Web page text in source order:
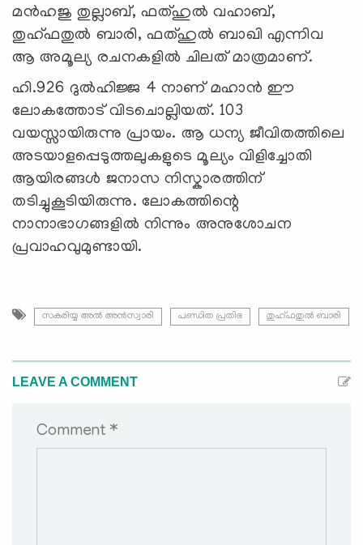
മൻഹജു തുല്ലാബ്, ഫത്ഹുൽ വഹാബ്,
തുഹ്ഫതുൽ ബാരി, ഫത്ഹുൽ ബാഖി എന്നിവ
ആ അമൂല്യ രചനകളിൽ ചിലത് മാത്രമാണ്.
ഹി.926 ദുൽഹിജ്ജ 4 നാണ് മഹാൻ ഈ
ലോകത്തോട് വിടചൊല്ലിയത്. 103
വയസ്സായിരുന്നു പ്രായം. ആ ധന്യ ജീവിതത്തിലെ
അടയാളപ്പെടുത്തലുകളുടെ മൂല്യം വിളിച്ചോതി
ആയിരങ്ങൾ ജനാസ നിസ്കാരത്തിന്
തടിച്ചുകൂടിയിരുന്നു. ലോകത്തിന്റെ
നാനാഭാഗങ്ങളിൽ നിന്നും അനുശോചന
പ്രവാഹവുമുണ്ടായി.
സകരിയ്യ അൽ അൻസ്വാരി പണ്ഡിത പ്രതിഭ തുഹ്ഫതുൽ ബാരി
LEAVE A COMMENT
Comment *